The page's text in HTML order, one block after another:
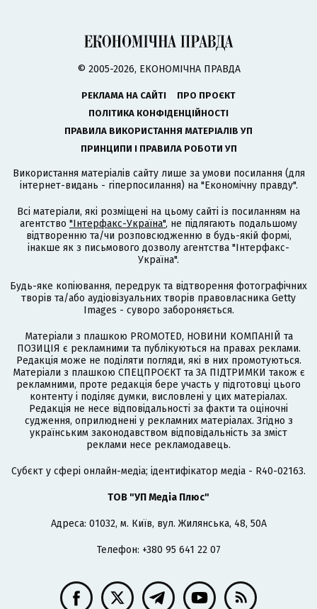
© 2005-2026, ЕКОНОМІЧНА ПРАВДА
РЕКЛАМА НА САЙТІ
ПРО ПРОЄКТ
ПОЛІТИКА КОНФІДЕНЦІЙНОСТІ
ПРАВИЛА ВИКОРИСТАННЯ МАТЕРІАЛІВ УП
ПРИНЦИПИ І ПРАВИЛА РОБОТИ УП
Використання матеріалів сайту лише за умови посилання (для
інтернет-видань - гіперпосилання) на "Економічну правду".
Всі матеріали, які розміщені на цьому сайті із посиланням на
агентство "Інтерфакс-Україна", не підлягають подальшому
відтворенню та/чи розповсюдженню в будь-якій формі,
інакше як з письмового дозволу агентства "Інтерфакс-
Україна".
Будь-яке копіювання, передрук та відтворення фотографічних
творів та/або аудіовізуальних творів правовласника Getty
Images - суворо забороняється.
Матеріали з плашкою PROMOTED, НОВИНИ КОМПАНІЙ та
ПОЗИЦІЯ є рекламними та публікуються на правах реклами.
Редакція може не поділяти погляди, які в них промотуються.
Матеріали з плашкою СПЕЦПРОЄКТ та ЗА ПІДТРИМКИ також є
рекламними, проте редакція бере участь у підготовці цього
контенту і поділяє думки, висловлені у цих матеріалах.
Редакція не несе відповідальності за факти та оціночні
судження, оприлюднені у рекламних матеріалах. Згідно з
українським законодавством відповідальність за зміст
реклами несе рекламодавець.
Cубєкт у сфері онлайн-медіа; ідентифікатор медіа - R40-02163.
ТОВ "УП Медіа Плюс"
Адреса: 01032, м. Київ, вул. Жилянська, 48, 50А
Телефон: +380 95 641 22 07